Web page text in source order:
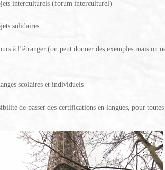
interculturels (forum interculturel)
solidaires
à l’étranger (on peut donner des exemples mais on
scolaires et individuels
de passer des certifications en langues, pour toutes